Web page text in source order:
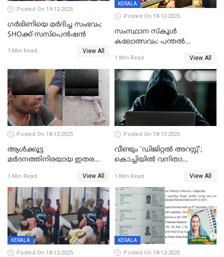
Posted On 19-12-2025
ഗര്‍ഭിണിയെ മർദിച്ച സംഭവം;
SHOക്ക് സസ്പെൻഷൻ
1 Min Read View All
KERALA
Posted On 18-12-2025
സംസ്ഥാന സ്കൂൾ
കലോത്സവം: പന്തൽ
1 Min Read View All
Posted On 18-12-2025
ആൾക്കൂട്ട
മർദനത്തിനിരയായ ഇതര
നടുക്കുന്ന സംഭവം
വാളയാറിൽ
1 Min Read View All
Posted On 18-12-2025
വീണ്ടും 'ഡിജിറ്റല്‍ അറസ്റ്റ്';
കൊച്ചിയില്‍ വനിതാ
കോടി രൂപ
1 Min Read View All
KERALA
Posted On 18-12-2025
KERALA
Posted On 18-12-2025